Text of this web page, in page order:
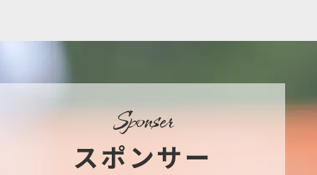
スポンサー
sponser